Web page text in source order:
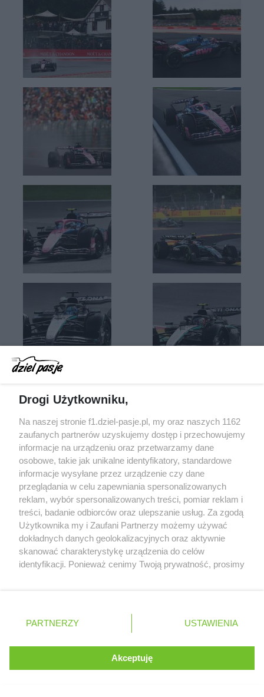
Serwis internetowy, z którego korzystasz, używa plików
cookies. Są to pliki instalowane w urządzeniach
końcowych osób korzystających z serwisu, w celu
administrowania serwisem, poprawy jakości
Dowiedz się więcej o naszej polityce
ROZUMIEM
Drogi Użytkowniku,
Na naszej stronie f1.dziel-pasje.pl, my oraz naszych 1162
zaufanych partnerów uzyskujemy dostęp i przechowujemy
informacje na urządzeniu oraz przetwarzamy dane
osobowe, takie jak unikalne identyfikatory, standardowe
informacje wysyłane przez urządzenie czy dane
przeglądania w celu zapewniania spersonalizowanych
reklam, wybór spersonalizowanych treści, pomiar reklam i
treści, badanie odbiorców oraz ulepszanie usług. Za zgodą
Użytkownika my i Zaufani Partnerzy możemy używać
dokładnych danych geolokalizacyjnych oraz aktywnie
skanować charakterystykę urządzenia do celów
identyfikacji. Ponieważ cenimy Twoją prywatność, prosimy
prywatności znajdujący się w lewym dolnym rogu strony
. Niektóre rodzaje przetwarzania danych nie wymagają
takiemu przetwarzaniu. Preferencje będą miały
zastosowania tylko na tej witrynie.
PARTNERZY USTAWIENIA
Akceptuję